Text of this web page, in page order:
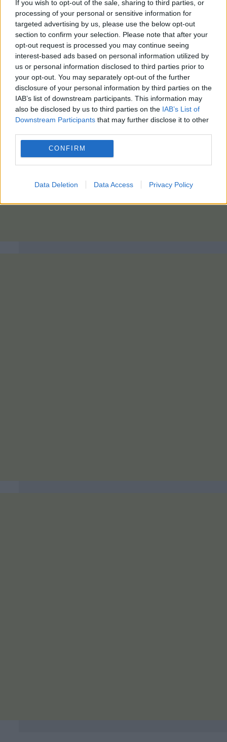
If you wish to opt-out of the sale, sharing to third parties, or
processing of your personal or sensitive information for
targeted advertising by us, please use the below opt-out
section to confirm your selection. Please note that after your
opt-out request is processed you may continue seeing
interest-based ads based on personal information utilized by
us or personal information disclosed to third parties prior to
your opt-out. You may separately opt-out of the further
disclosure of your personal information by third parties on the
IAB’s list of downstream participants. This information may
also be disclosed by us to third parties on the IAB’s List of
Downstream Participants that may further disclose it to other
CONFIRM
Data Deletion Data Access Privacy Policy